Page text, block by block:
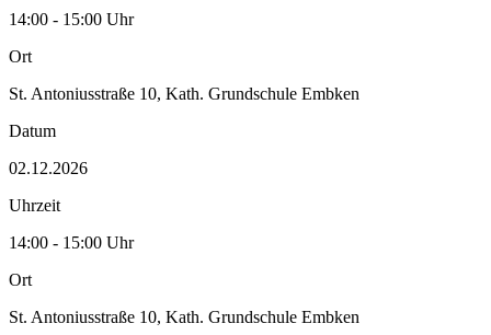
14:00 - 15:00 Uhr
Ort
St. Antoniusstraße 10, Kath. Grundschule Embken
Datum
02.12.2026
Uhrzeit
14:00 - 15:00 Uhr
Ort
St. Antoniusstraße 10, Kath. Grundschule Embken